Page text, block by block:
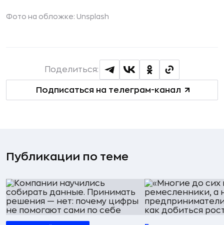
Фото на обложке: Unsplash
Подписаться на телеграм-канал
Поделиться:
Публикации по теме